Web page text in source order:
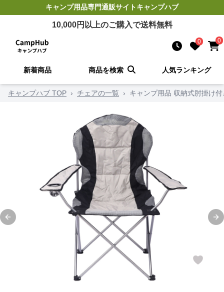
キャンプ用品専門通販サイトキャンプハブ
10,000円以上のご購入で送料無料
0 0
新着商品 商品を検索 人気ランキング
キャンプハブ TOP › チェアの一覧 › キャンプ用品 収納式肘掛け
Previous slide